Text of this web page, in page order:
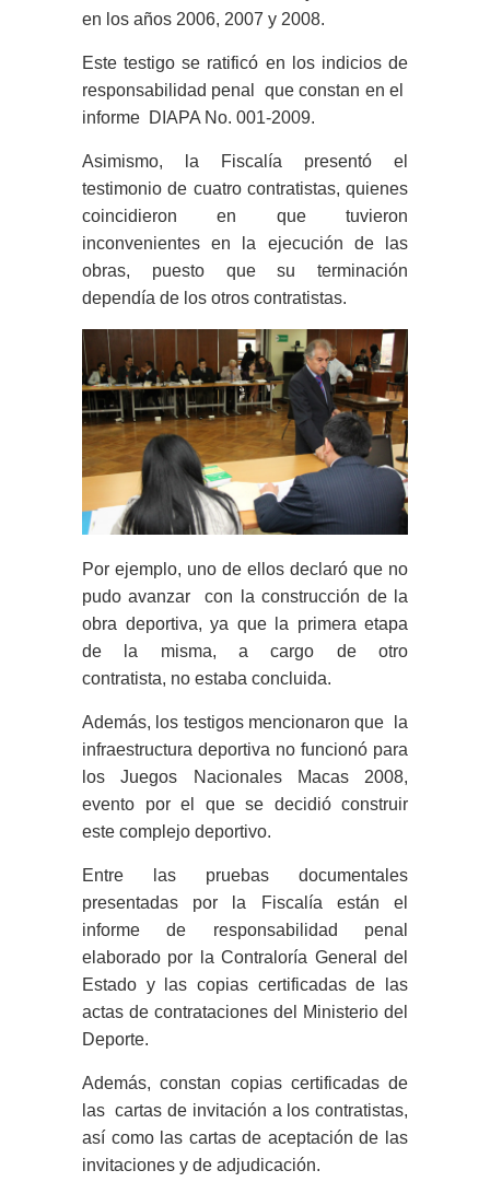
en los años 2006, 2007 y 2008.
Este testigo se ratificó en los indicios de
responsabilidad penal que constan en el
informe DIAPA No. 001-2009.
Asimismo, la Fiscalía presentó el
testimonio de cuatro contratistas, quienes
coincidieron en que tuvieron
inconvenientes en la ejecución de las
obras, puesto que su terminación
dependía de los otros contratistas.
Por ejemplo, uno de ellos declaró que no
pudo avanzar con la construcción de la
obra deportiva, ya que la primera etapa
de la misma, a cargo de otro
contratista, no estaba concluida.
Además, los testigos mencionaron que la
infraestructura deportiva no funcionó para
los Juegos Nacionales Macas 2008,
evento por el que se decidió construir
este complejo deportivo.
Entre las pruebas documentales
presentadas por la Fiscalía están el
informe de responsabilidad penal
elaborado por la Contraloría General del
Estado y las copias certificadas de las
actas de contrataciones del Ministerio del
Deporte.
Además, constan copias certificadas de
las cartas de invitación a los contratistas,
así como las cartas de aceptación de las
invitaciones y de adjudicación.